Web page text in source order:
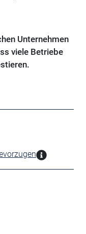
Unternehmen
viele Betriebe